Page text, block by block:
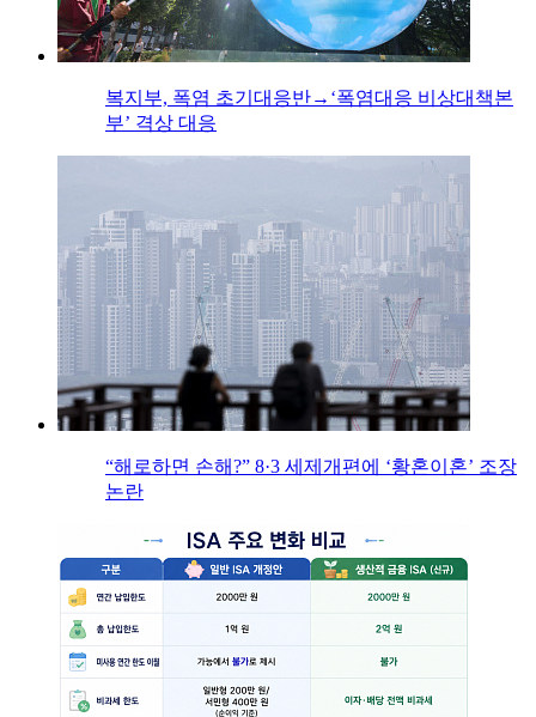
복지부, 폭염 초기대응반→‘폭염대응 비상대책본
부’ 격상 대응
“해로하면 손해?” 8·3 세제개편에 ‘황혼이혼’ 조장
논란